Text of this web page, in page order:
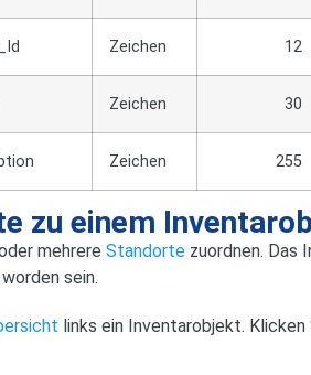
Zeichen 12
Zeichen 30
Zeichen 255
zu einem
mehrereStandorte zuordnen. Das
sein.
links ein Inventarobjekt.